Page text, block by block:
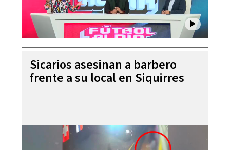
Sicarios asesinan a barbero
frente a su local en Siquirres